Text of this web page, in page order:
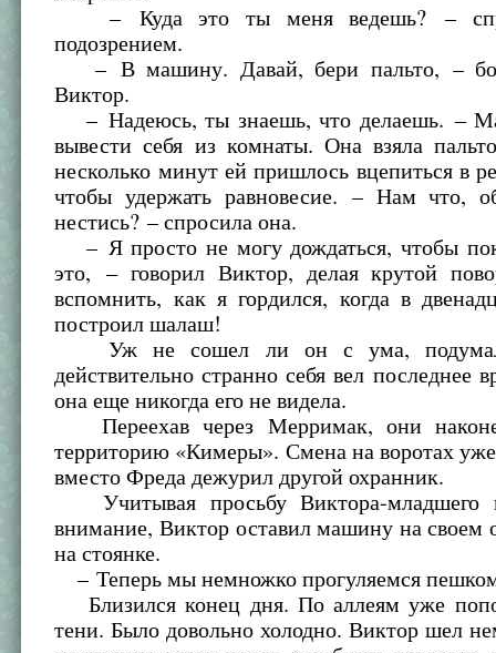
– Куда это ты меня ведешь? –
подозрением.
– В машину. Давай, бери пальто, –
Виктор.
– Надеюсь, ты знаешь, что делаешь. –
вывести себя из комнаты. Она взяла
несколько минут ей пришлось вцепиться в
чтобы удержать равновесие. – Нам что,
нестись? – спросила она.
– Я просто не могу дождаться, чтобы
это, – говорил Виктор, делая крутой
вспомнить, как я гордился, когда в
построил шалаш!
Уж не сошел ли он с ума,
действительно странно себя вел последнее
она еще никогда его не видела.
Переехав через Мерримак, они
территорию «Кимеры». Смена на воротах
вместо Фреда дежурил другой охранник.
Учитывая просьбу Виктора-младшего
внимание, Виктор оставил машину на своем
на стоянке.
– Теперь мы немножко прогуляемся
Близился конец дня. По аллеям уже
тени. Было довольно холодно. Виктор шел